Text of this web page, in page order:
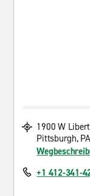
1900 W
Pittsburgh,
+1 412-341-